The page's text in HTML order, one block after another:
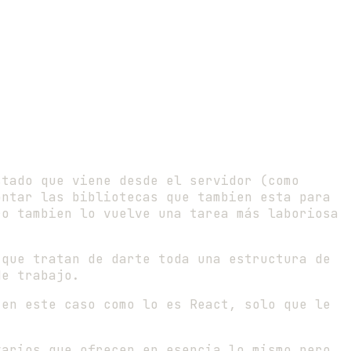
que viene desde el servidor (como
las bibliotecas que tambien esta para
tambien lo vuelve una tarea más laboriosa
que tratan de darte toda una estructura de
trabajo.
este caso como lo es React, solo que le